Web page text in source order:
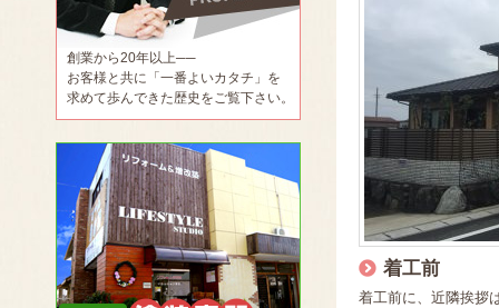
着工前
着工前に、近隣挨拶
創業から20年以上──
お客様と共に「一番よいカタチ」を
求めて歩んできた歴史をご覧下さい。